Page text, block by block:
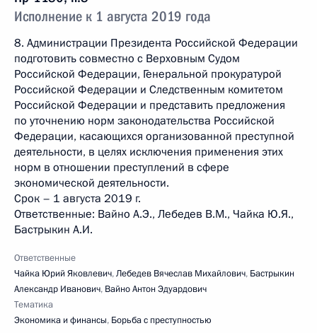
Исполнение к 1 августа 2019 года
8. Администрации Президента Российской Федерации
подготовить совместно с Верховным Судом
Российской Федерации, Генеральной прокуратурой
Российской Федерации и Следственным комитетом
Российской Федерации и представить предложения
по уточнению норм законодательства Российской
Федерации, касающихся организованной преступной
деятельности, в целях исключения применения этих
норм в отношении преступлений в сфере
экономической деятельности.
Срок – 1 августа 2019 г.
Ответственные: Вайно А.Э., Лебедев В.М., Чайка Ю.Я.,
Бастрыкин А.И.
Ответственные
Чайка Юрий Яковлевич,Лебедев Вячеслав Михайлович, Бастрыкин
Александр Иванович, Вайно Антон Эдуардович
Тематика
Экономика и финансы, Борьба с преступностью